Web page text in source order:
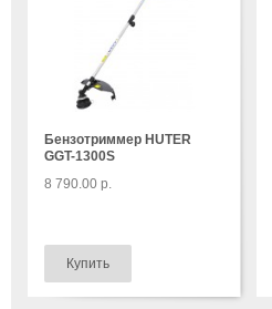
Бензотриммер HUTER
GGT-1300S
8 790.00 р.